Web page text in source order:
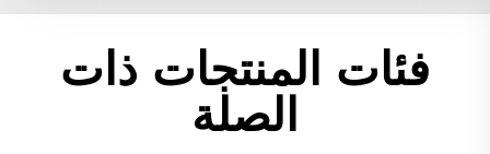
فئات المنتجات ذات
الصلة